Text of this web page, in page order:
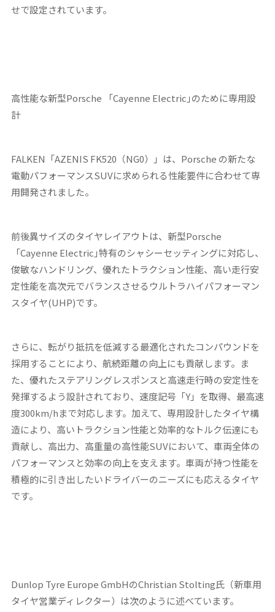
せで設定されています。
高性能な新型Porsche 「Cayenne Electric ｣のために専用設
計
FALKEN「AZENIS FK520（NG0）」は、Porsche の新たな
電動パフォーマンスSUVに求められる性能要件に合わせて専
用開発されました。
前後異サイズのタイヤレイアウトは、新型Porsche
「Cayenne Electric｣特有のシャシーセッティングに対応し、
俊敏なハンドリング、優れたトラクション性能、高い走行安
定性能を高次元でバランスさせるウルトラハイパフォーマン
スタイヤ(UHP)です。
さらに、転がり抵抗を低減する最適化されたコンパウンドを
採用することにより、航続距離の向上にも貢献します。ま
た、優れたステアリングレスポンスと高速走行時の安定性を
発揮するよう設計されており、速度記号「Y」を取得、最高速
度300km/hまで対応します。加えて、専用設計したタイヤ構
造により、高いトラクション性能と効率的なトルク伝達にも
貢献し、高出力、高重量の高性能SUVにおいて、車両全体の
パフォーマンスと効率の向上を支えます。車両が持つ性能を
積極的に引き出したいドライバーのニーズにも応えるタイヤ
です。
Dunlop Tyre Europe GmbHのChristian Stolting氏（新車用
タイヤ営業ディレクター）は次のように述べています。